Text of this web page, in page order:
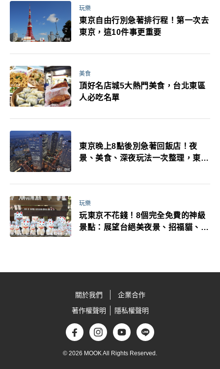
玩樂
東京自由行別急著排行程！第一次去
東京，這10件事更重要
美食
頂好名店城5大熱門美食，台北東區
人必吃名單
東京晚上8點後別急著回飯店！夜
景、美食、深夜玩法一次整理，東京
玩樂
玩東京不花錢！8個完全免費的神級
景點：展望台絕美夜景、招福貓、皇
關於我們
企業合作
著作權聲明
隱私權聲明
© 2026 MOOK All Rights Reserved.